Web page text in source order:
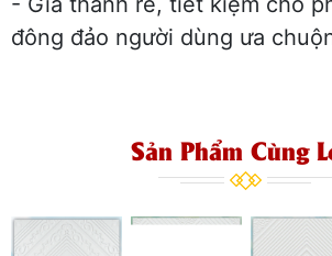
đông đảo người dùng ưa
Sản Phẩm Cùng